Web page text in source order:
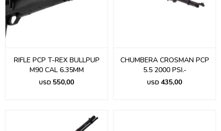
RIFLE PCP T-REX BULLPUP
M90 CAL 6.35MM
USD 550,00
CHUMBERA CROSMAN PCP
5.5 2000 PSI.-
USD 435,00